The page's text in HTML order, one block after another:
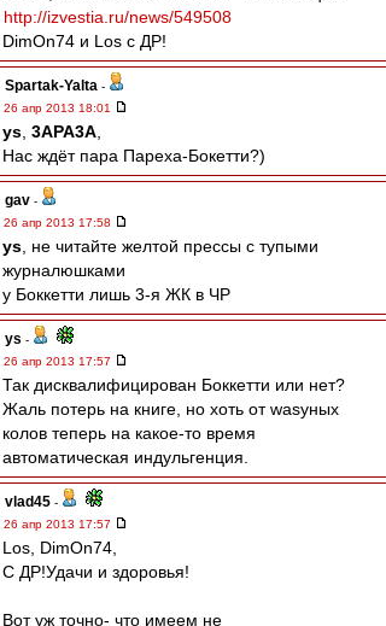
http://izvestia.ru/news/549508
DimOn74 и Los с ДР!
Spartak-Yalta -
26 апр 2013 18:01
ys 3APA3A
Нас ждёт пара Пареха-Бокетти?)
gav -
26 апр 2013 17:58
ys , не читайте желтой прессы с тупыми
журналюшками
у Боккетти лишь 3-я ЖК в ЧР
ys -
26 апр 2013 17:57
Так дисквалифицирован Боккетти или нет?
Жаль потерь на книге, но хоть от wasyных
колов теперь на какое-то время
автоматическая индульгенция.
vlad45 -
26 апр 2013 17:57
Los, DimOn74,
С ДР!Удачи и здоровья!
Вот уж точно- что имеем не